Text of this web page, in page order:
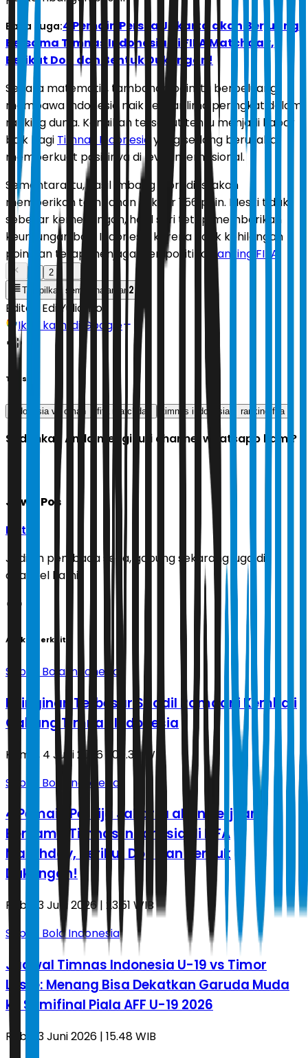
Baca Juga:4 Pemain Persija Jakarta akan Berjuang
Bersama Timnas Indonesia di FIFA Matchday,
Berikut Doa dan Bentuk Dukungan!
Secara matematis, tambahan poin itu berpeluang
membawa Indonesia naik sekitar lima peringkat dalam
ranking dunia. Kenaikan tersebut tentu menjadi kabar
baik bagi Timnas Indonesia yang sedang berusaha
memperkuat posisinya di level internasional.
Sementara itu, hasil imbang diprediksi akan
memberikan tambahan sekitar 1,56 poin. Meski tidak
sebesar kemenangan, hasil seri tetap memberikan
keuntungan bagi Indonesia karena tidak kehilangan
poin dan tetap menjaga tren positif di
ranking FIFA
2
Tampilkan semua halaman2
Editor: Edi Yulianto
Ikuti kami di Google
Tags
indonesia vs oman fifa matchday timnas indonesia ranking fifa
Sudahkah Anda mengikuti channel whatsapp kami?
Jawa Pos
Ikuti
Jadilah pembaca setia, gabung sekarang juga di
channel kami!
Artikel Terkait
Sepak Bola Indonesia
Keinginan Terbesar Saddil Ramdani Kembali
Gabung Timnas Indonesia
Kamis, 4 Juni 2026 | 00.34 WIB
Sepak Bola Indonesia
4 Pemain Persija Jakarta akan Berjuang
Bersama Timnas Indonesia di FIFA
Matchday, Berikut Doa dan Bentuk
Dukungan!
Rabu, 3 Juni 2026 | 23.51 WIB
Sepak Bola Indonesia
Jadwal Timnas Indonesia U-19 vs Timor
Leste: Menang Bisa Dekatkan Garuda Muda
ke Semifinal Piala AFF U-19 2026
Rabu, 3 Juni 2026 | 15.48 WIB